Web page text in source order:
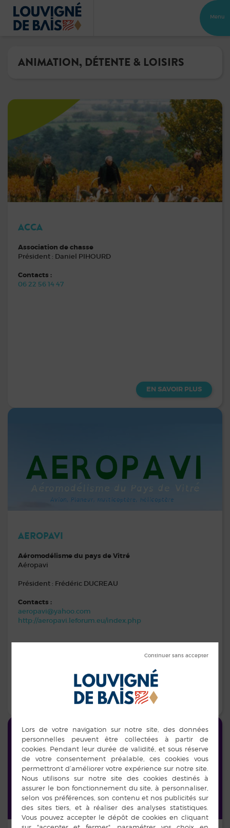
Menu
ANIMATION, DÉTENTE & LOISIRS
ACCA
Association de chasse
Président : Daniel PIHOURD
Contacts :
06 22 56 14 47
EN SAVOIR PLUS
AEROPAVI
Aéromodélisme du pays de Vitré
Aéropavi
Président : Frédéric DUCREAU
Contacts :
aeropavi@yahoo.com
http://aeropavi.leforum.eu/index.php
EN SAVOIR PLUS